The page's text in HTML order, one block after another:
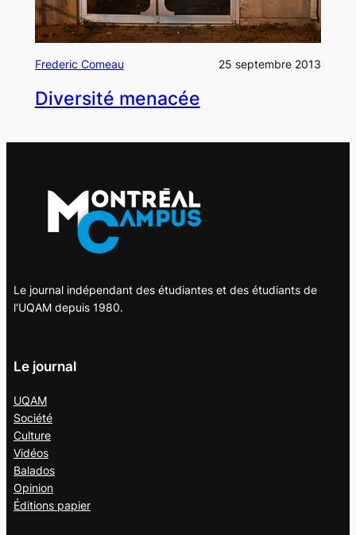
Frederic Comeau 25 septembre 2013
Diversité menacée
Le journal indépendant des étudiantes et des étudiants de
l'UQAM depuis 1980.
Le journal
UQAM
Société
Culture
Vidéos
Balados
Opinion
Éditions papier